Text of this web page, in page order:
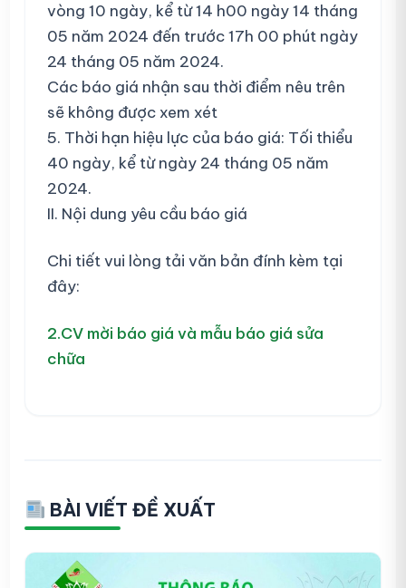
vòng 10 ngày, kể từ 14 h00 ngày 14 tháng
05 năm 2024 đến trước 17h 00 phút ngày
24 tháng 05 năm 2024.
Các báo giá nhận sau thời điểm nêu trên
sẽ không được xem xét
5. Thời hạn hiệu lực của báo giá: Tối thiểu
40 ngày, kể từ ngày 24 tháng 05 năm
2024.
II. Nội dung yêu cầu báo giá
Chi tiết vui lòng tải văn bản đính kèm tại
đây:
2.CV mời báo giá và mẫu báo giá sửa
chữa
BÀI VIẾT ĐỀ XUẤT